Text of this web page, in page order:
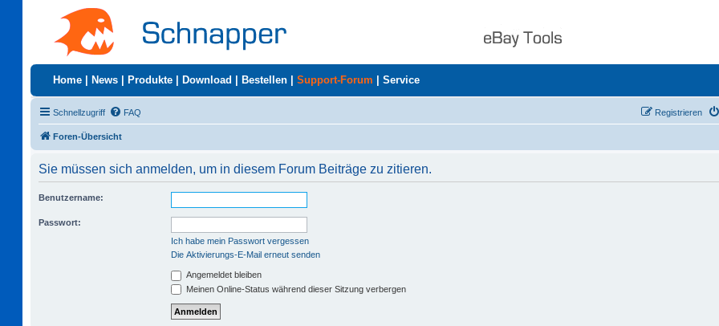
Home News Produkte Download Bestellen Support-Forum Service
Schnellzugriff FAQ Registrieren
Foren-Übersicht
Sie müssen sich anmelden, um in diesem Forum Beiträge zu zitieren.
Benutzername:
Passwort:
Ich habe mein Passwort vergessen
Die Aktivierungs-E-Mail erneut senden
Angemeldet bleiben
Meinen Online-Status während dieser Sitzung verbergen